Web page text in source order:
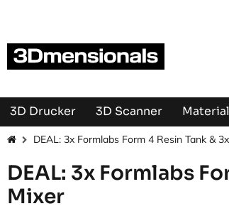
3D Drucker 3D Scanner
DEAL: 3x Formlabs Form 4 Resin Tank &
DEAL: 3x Formlabs
Mixer